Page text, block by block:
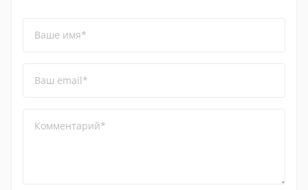
Ваше имя*
Ваш email*
Комментарий*